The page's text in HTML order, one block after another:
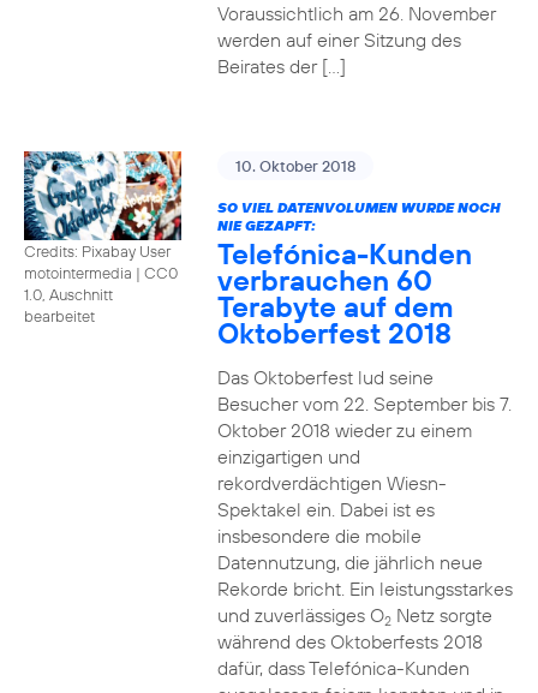
Voraussichtlich am 26. November
werden auf einer Sitzung des
Beirates der […]
Credits: Pixabay User
motointermedia | CC0
1.0, Auschnitt
bearbeitet
10. Oktober 2018
SO VIEL DATENVOLUMEN WURDE NOCH
NIE GEZAPFT:
Telefónica-Kunden
verbrauchen 60
Terabyte auf dem
Oktoberfest 2018
Das Oktoberfest lud seine
Besucher vom 22. September bis 7.
Oktober 2018 wieder zu einem
einzigartigen und
rekordverdächtigen Wiesn-
Spektakel ein. Dabei ist es
insbesondere die mobile
Datennutzung, die jährlich neue
Rekorde bricht. Ein leistungsstarkes
und zuverlässiges O2Netz sorgte
während des Oktoberfests 2018
dafür, dass Telefónica-Kunden